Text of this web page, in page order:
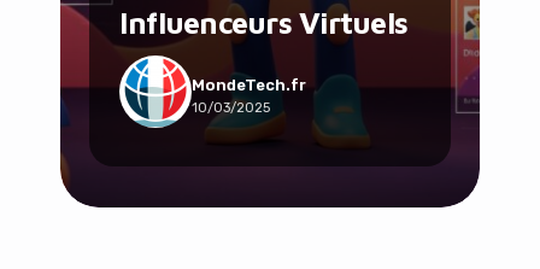
Influenceurs Virtuels
MondeTech.fr
10/03/2025
Social & Communauté
Tech & Développement
Travail & Productivité
Voyage